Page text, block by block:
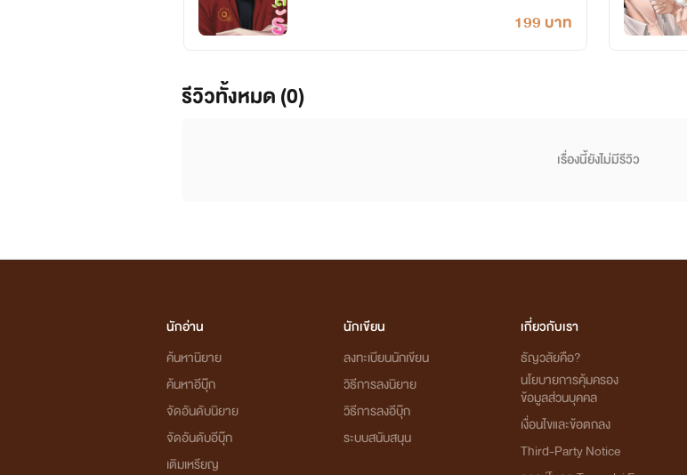
199 บาท
รีวิวทั้งหมด (0)
เรื่องนี้ยังไม่มีรีวิว
นักอ่าน
ค้นหานิยาย
ค้นหาอีบุ๊ก
จัดอันดับนิยาย
จัดอันดับอีบุ๊ก
เติมเหรียญ
นักเขียน
ลงทะเบียนนักเขียน
วิธีการลงนิยาย
วิธีการลงอีบุ๊ก
ระบบสนับสนุน
เกี่ยวกับเรา
ธัญวลัยคือ?
นโยบายการคุ้มครอง
ข้อมูลส่วนบุคคล
เงื่อนไขและข้อตกลง
Third-Party Notice